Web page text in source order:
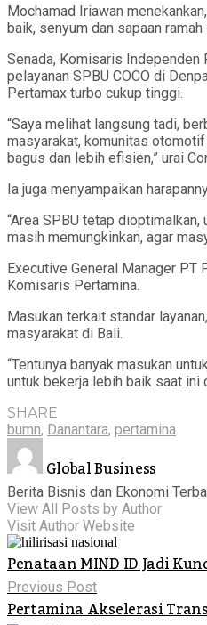
Mochamad Iriawan
baik, senyum dan sapaan
Senada, Komisaris Independen
pelayanan SPBU COCO di
Pertamax turbo cukup tinggi.
“Saya melihat langsung tadi,
masyarakat, komunitas
bagus dan lebih efisien,” urai
Ia juga menyampaikan
“Area SPBU tetap
masih memungkinkan, agar
Executive General Manager PT
Komisaris Pertamina.
Masukan terkait standar
masyarakat di Bali.
“Tentunya banyak masukan
untuk bekerja lebih baik saat ini
SHARE
bumn, Danantara, pertamina
Global Business
Berita Bisnis dan Ekonomi
View All Posts by Author
Visit Author Website
Penataan MIND ID Jadi
Previous Post
Pertamina Akselerasi